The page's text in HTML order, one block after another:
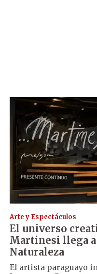
Arte y Espectáculos
El universo
Martinesi llega a
Naturaleza
El artista paraguayo